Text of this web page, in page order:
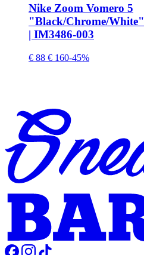
Nike Zoom Vomero 5
"Black/Chrome/White"
| IM3486-003
€ 88 € 160-45%